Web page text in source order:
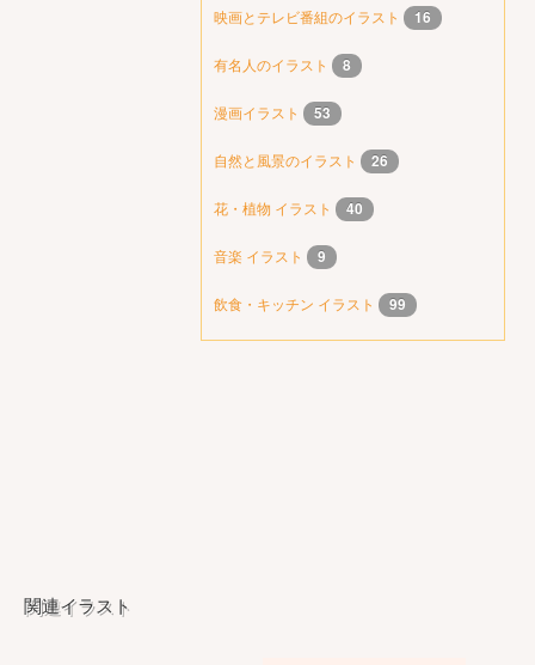
映画とテレビ番組のイラスト 16
有名人のイラスト 8
漫画イラスト 53
自然と風景のイラスト 26
花・植物 イラスト 40
音楽 イラスト 9
飲食・キッチン イラスト 99
関連イラスト